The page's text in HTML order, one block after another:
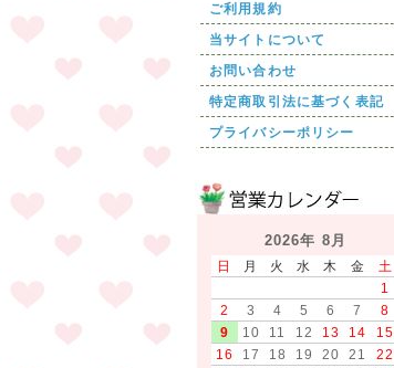
ご利用規約
当サイトについて
お問い合わせ
特定商取引法に基づく表記
プライバシーポリシー
2026年 8月
日 月 火 水 木 金
土
1
2
3 4 5 6 7
8
9
10 11 12 13 14
15
16
17 18 19 20 21
22